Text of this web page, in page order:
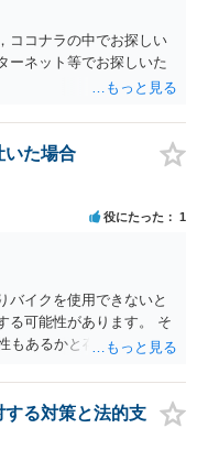
ココナラの中でお探しい
ーネット等でお探しいた
いた場合
役にたった 1
バイクを使用できないと
る可能性があります。 そ
もあるかと存じます。 確
も責任が生じてしまう 可
くようご留意いただけれ
る対策と法的支